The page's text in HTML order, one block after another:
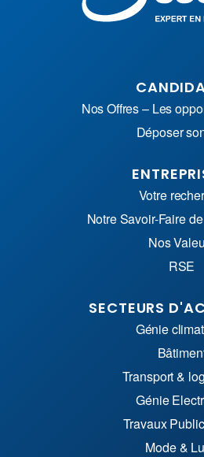
Nos Offres – Les
Déposer
Votre
Notre Savoir-Faire
Nos
RSE
SECTEURS
Génie
Transport &
Génie
Travaux
Mode &